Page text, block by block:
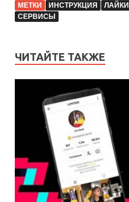
МЕТКИ ИНСТРУКЦИЯ ЛАЙКИ
СЕРВИСЫ
ЧИТАЙТЕ ТАКЖЕ